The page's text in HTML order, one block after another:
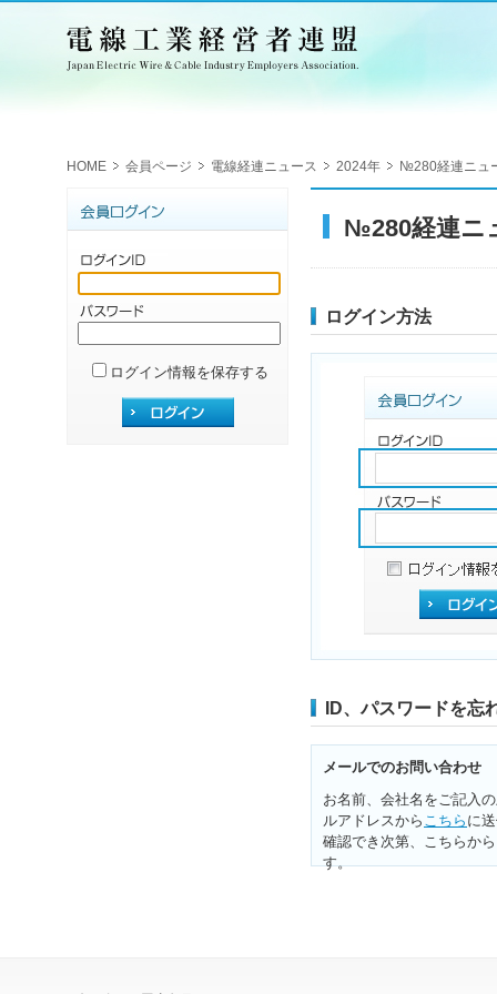
HOME 会員ページ 電線経連ニュース 2024年 №280経連ニ
№280経連ニ
ログイン方法
ID、パスワードを忘
メールでのお問い合わせ
お名前、会社名をご記入
ルアドレスから こちら に
確認でき次第、こちらか
す。
ログイン情報を保存する